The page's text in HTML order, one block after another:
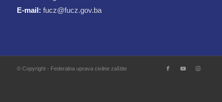
E-mail: fucz@fucz.gov.ba
© Copyright - Federalna uprava civilne zaštite